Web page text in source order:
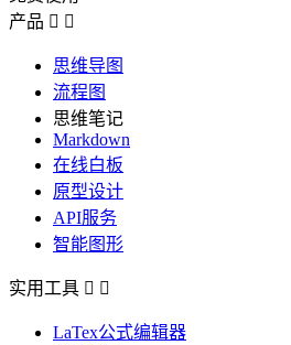
产品  
思维导图
流程图
思维笔记
Markdown
在线白板
原型设计
API服务
智能图形
实用工具  
LaTex公式编辑器